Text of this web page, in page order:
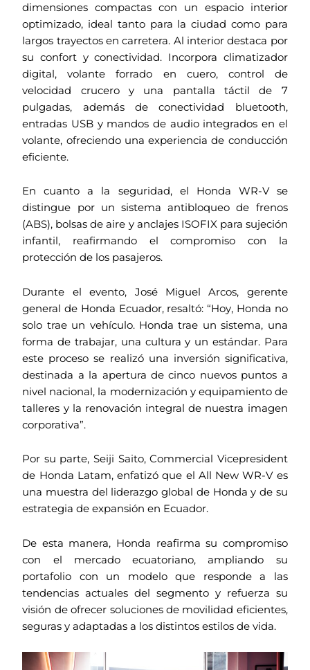
dimensiones compactas con un espacio interior
optimizado, ideal tanto para la ciudad como para
largos trayectos en carretera. Al interior destaca por
su confort y conectividad. Incorpora climatizador
digital, volante forrado en cuero, control de
velocidad crucero y una pantalla táctil de 7
pulgadas, además de conectividad bluetooth,
entradas USB y mandos de audio integrados en el
volante, ofreciendo una experiencia de conducción
eficiente.
En cuanto a la seguridad, el Honda WR-V se
distingue por un sistema antibloqueo de frenos
(ABS), bolsas de aire y anclajes ISOFIX para sujeción
infantil, reafirmando el compromiso con la
protección de los pasajeros.
Durante el evento, José Miguel Arcos, gerente
general de Honda Ecuador, resaltó: “Hoy, Honda no
solo trae un vehículo. Honda trae un sistema, una
forma de trabajar, una cultura y un estándar. Para
este proceso se realizó una inversión significativa,
destinada a la apertura de cinco nuevos puntos a
nivel nacional, la modernización y equipamiento de
talleres y la renovación integral de nuestra imagen
corporativa”.
Por su parte, Seiji Saito, Commercial Vicepresident
de Honda Latam, enfatizó que el All New WR-V es
una muestra del liderazgo global de Honda y de su
estrategia de expansión en Ecuador.
De esta manera, Honda reafirma su compromiso
con el mercado ecuatoriano, ampliando su
portafolio con un modelo que responde a las
tendencias actuales del segmento y refuerza su
visión de ofrecer soluciones de movilidad eficientes,
seguras y adaptadas a los distintos estilos de vida.